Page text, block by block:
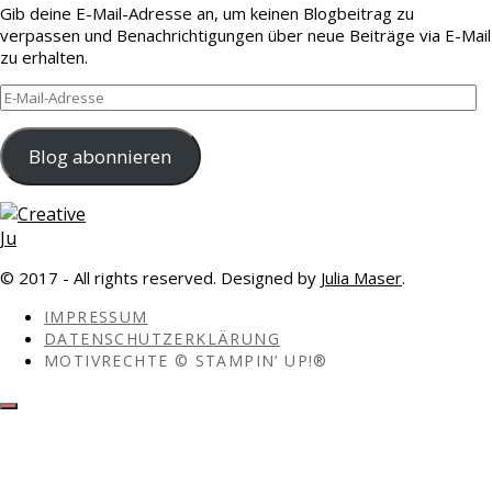
Gib deine E-Mail-Adresse an, um keinen Blogbeitrag zu
verpassen und Benachrichtigungen über neue Beiträge via E-Mail
zu erhalten.
E-
Mail-
Adresse
Blog abonnieren
© 2017 - All rights reserved. Designed by Julia Maser.
IMPRESSUM
DATENSCHUTZERKLÄRUNG
MOTIVRECHTE © STAMPIN’ UP!®